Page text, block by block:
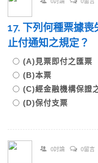
17. 下列何種票據喪
止付通知之規定？
(A)見票即付之匯票
(B)本票
(C)經金融機構保證
(D)保付支票
0討論 0留言